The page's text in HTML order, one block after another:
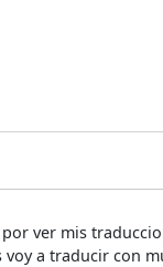
ver mis
a traducir con